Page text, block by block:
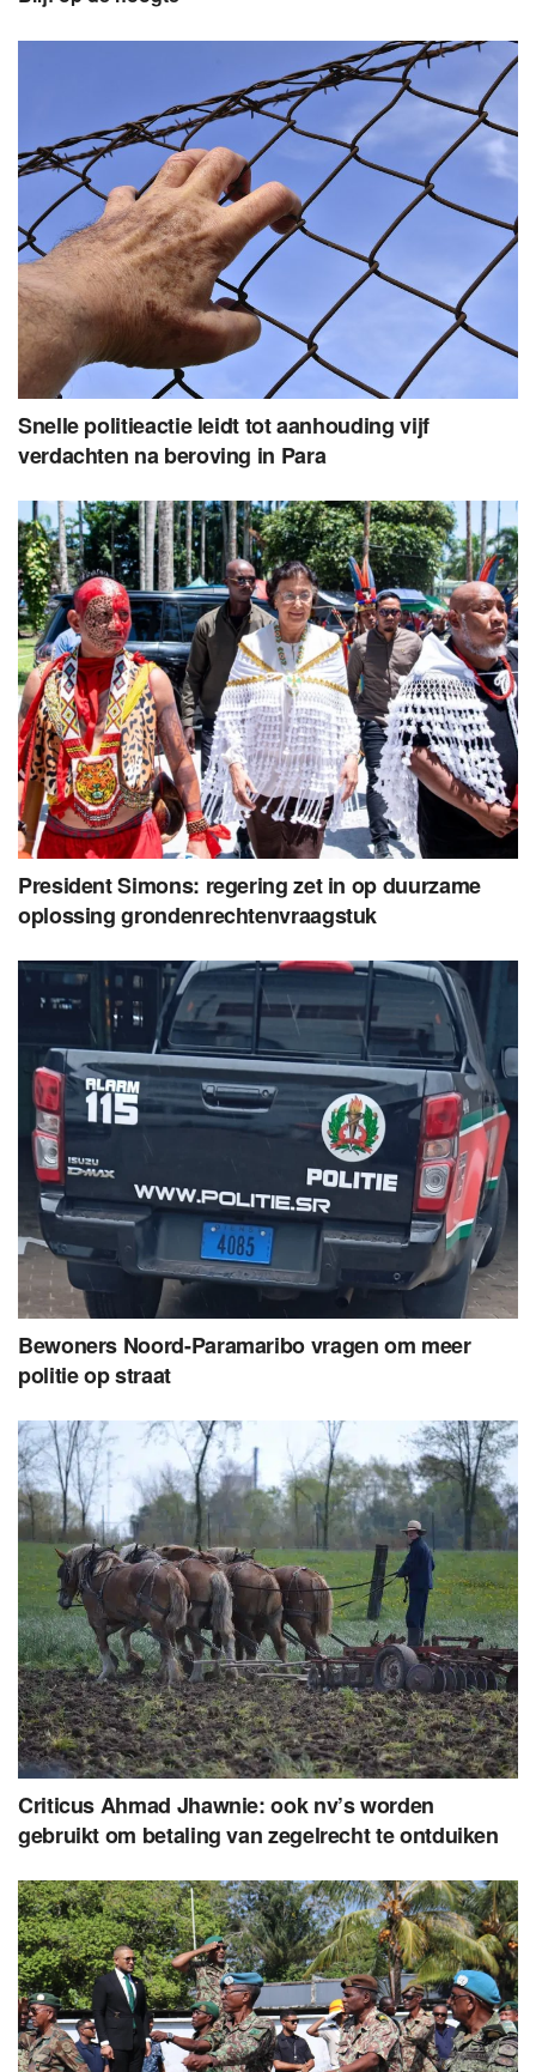
Snelle politieactie leidt tot aanhouding vijf
verdachten na beroving in Para
President Simons: regering zet in op duurzame
oplossing grondenrechtenvraagstuk
Bewoners Noord-Paramaribo vragen om meer
politie op straat
Criticus Ahmad Jhawnie: ook nv’s worden
gebruikt om betaling van zegelrecht te ontduiken